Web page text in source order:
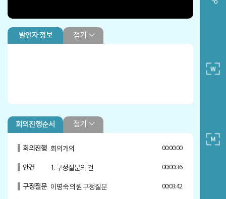
Video
발언자 정보 접기
회의진행순서 접기
회의진행 회의개의 00:00:00
안건 1. 구정질문의 건 00:00:36
구정질문 이명숙 의원 구정질문 00:03:42